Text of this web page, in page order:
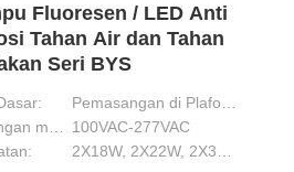
Fluoresen / LED Anti
Tahan Air dan Tahan
Seri BYS
100VAC-277VAC